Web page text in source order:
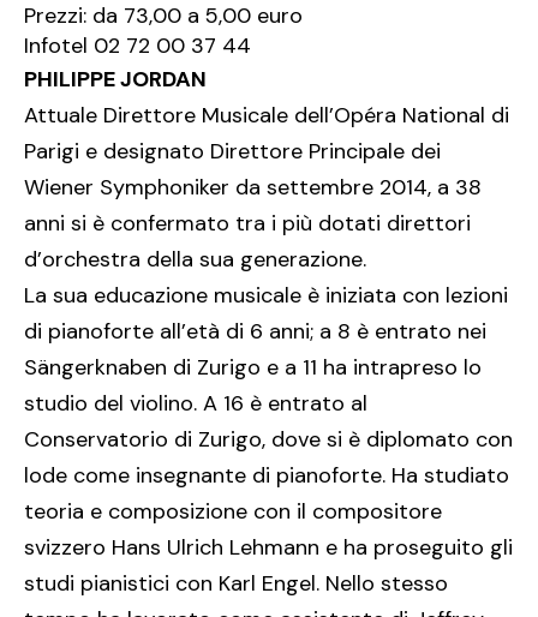
Prezzi: da 73,00 a 5,00 euro
Infotel 02 72 00 37 44
PHILIPPE JORDAN
Attuale Direttore Musicale dell’Opéra National di
Parigi e designato Direttore Principale dei
Wiener Symphoniker da settembre 2014, a 38
anni si è confermato tra i più dotati direttori
d’orchestra della sua generazione.
La sua educazione musicale è iniziata con lezioni
di pianoforte all’età di 6 anni; a 8 è entrato nei
Sängerknaben di Zurigo e a 11 ha intrapreso lo
studio del violino. A 16 è entrato al
Conservatorio di Zurigo, dove si è diplomato con
lode come insegnante di pianoforte. Ha studiato
teoria e composizione con il compositore
svizzero Hans Ulrich Lehmann e ha proseguito gli
studi pianistici con Karl Engel. Nello stesso